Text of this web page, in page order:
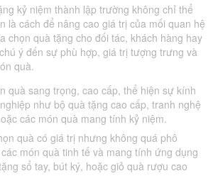
kỷ niệm thành lập trường không chỉ thể
là cách để nâng cao giá trị của mối quan hệ
chọn quà tặng cho đối tác, khách hàng hay
ý đến sự phù hợp, giá trị tượng trưng và
quà.
quà sang trọng, cao cấp, thể hiện sự kính
như bộ quà tặng cao cấp, tranh nghệ
các món quà mang tính kỷ niệm.
quà có giá trị nhưng không quá phô
món quà tinh tế và mang tính ứng dụng
sổ tay, bút ký, hoặc giỏ quà rượu cao